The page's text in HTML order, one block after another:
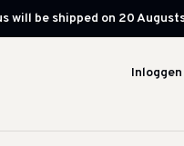
will be shipped on 20